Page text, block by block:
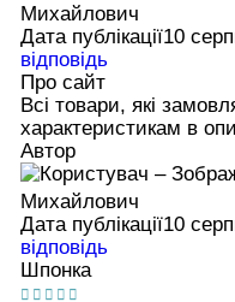
Михайлович
Дата публікації10
відповідь
Про сайт
Всі товари, які
характеристикам в
Автор
Михайлович
Дата публікації10
відповідь
Шпонка